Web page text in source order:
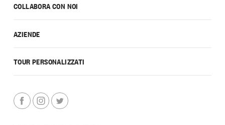
COLLABORA CON NOI
AZIENDE
TOUR PERSONALIZZATI